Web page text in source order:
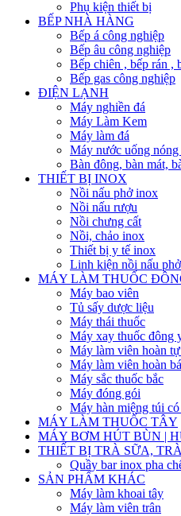
Phụ kiện thiết bị
BẾP NHÀ HÀNG
Bếp á công nghiệp
Bếp âu công nghiệp
Bếp chiên , bếp rán ,
Bếp gas công nghiệp
ĐIỆN LẠNH
Máy nghiền đá
Máy Làm Kem
Máy làm đá
Máy nước uống nóng
Bàn đông, bàn mát,
THIẾT BỊ INOX
Nồi nấu phở inox
Nồi nấu rượu
Nồi chưng cất
Nồi, chảo inox
Thiết bị y tế inox
Linh kiện nồi nấu phở
MÁY LÀM THUỐC
Máy bao viên
Tủ sấy dược liệu
Máy thái thuốc
Máy xay thuốc đông
Máy làm viên hoàn
Máy làm viên hoàn
Máy sắc thuốc bắc
Máy đóng gói
Máy hàn miệng túi
MÁY LÀM THUỐC TÂY
MÁY BƠM HÚT BÙN |
THIẾT BỊ TRÀ SỮA,
Quầy bar inox pha
SẢN PHẨM KHÁC
Máy làm khoai tây
Máy làm viên trân